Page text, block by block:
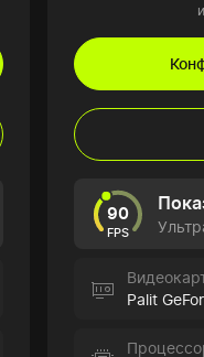
90
FPS
Palit